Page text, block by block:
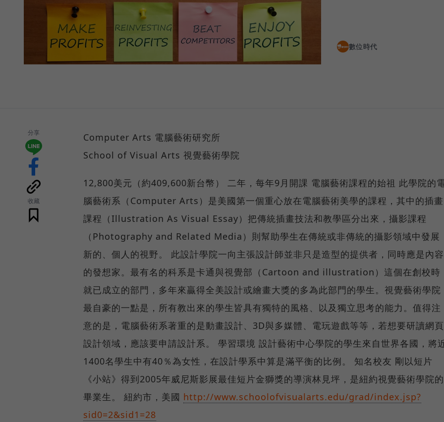
數位時代
分享
收藏
Computer Arts 電腦藝術研究所
School of Visual Arts 視覺藝術學院
12,800美元（約409,600新台幣） 二年，每年9月開課 電腦藝術課程的始祖 此學院的
腦藝術系（Computer Arts）是美國第一個重心放在電腦藝術美學的課程，其中的插畫
課程（Illustration As Visual Essay）把傳統插畫技法和教學區分出來，攝影課程
（Photography and Related Media）則幫助學生在傳統或非傳統的攝影領域中發展
新的、個人的視野。 此設計學院一向主張設計師並非只是造型的提供者，同時應是內容
的發想家。最有名的科系是卡通與視覺部（Cartoon and illustration）這個在創校時
就已成立的部門，多年來贏得全美設計或繪畫大獎的多為此部門的學生。視覺藝術學院
最自豪的一點是，所有教出來的學生皆具有獨特的風格、以及獨立思考的能力。值得注
意的是，電腦藝術系著重的是動畫設計、3D與多媒體、電玩遊戲等等，若想要研讀網頁
設計領域，應該要申請設計系。 學習環境 設計藝術中心學院的學生來自世界各國，將
1400名學生中有40％為女性，在設計學系中算是滿平衡的比例。 知名校友 剛以短片
《小站》得到2005年威尼斯影展最佳短片金獅獎的導演林見坪，是紐約視覺藝術學院的
畢業生。 紐約市，美國 http://www.schoolofvisualarts.edu/grad/index.jsp?
sid0=2&sid1=28